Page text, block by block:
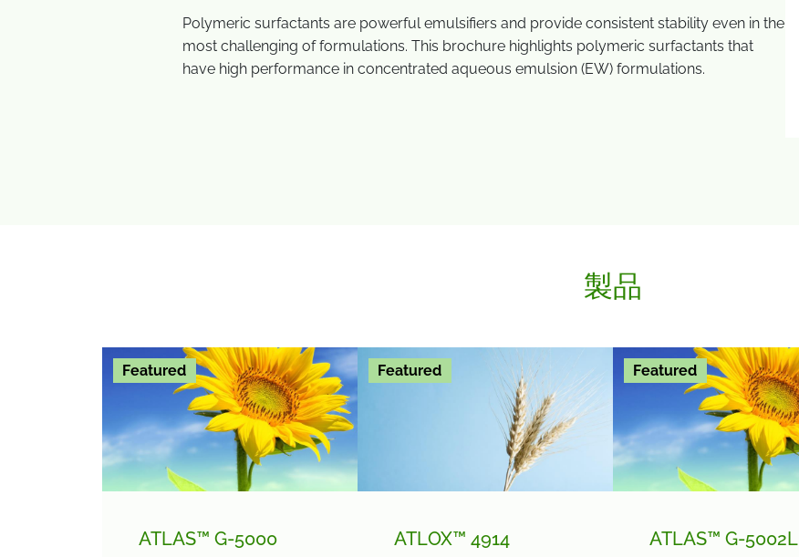
Polymeric surfactants are powerful emulsifiers and provide consistent stability even in the
most challenging of formulations. This brochure highlights polymeric surfactants that
have high performance in concentrated aqueous emulsion (EW) formulations.
製品
Featured
ATLAS™ G-5000
Featured
ATLOX™ 4914
Featured
ATLAS™ G-5002L